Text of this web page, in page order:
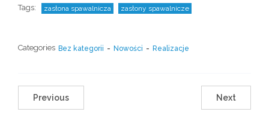
Tags: zasłona spawalnicza zasłony spawalnicze
Categories Bez kategorii - Nowości - Realizacje
Previous Next